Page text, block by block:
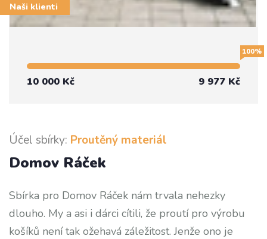
Naši klienti
100%
10 000 Kč 9 977 Kč
Účel sbírky: Proutěný materiál
Domov Ráček
Sbírka pro Domov Ráček nám trvala nehezky
dlouho. My a asi i dárci cítili, že proutí pro výrobu
košíků není tak ožehavá záležitost. Jenže ono je